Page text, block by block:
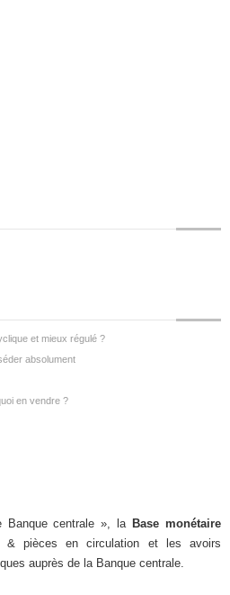
et mieux régulé ?
absolument
en vendre ?
Banque centrale », la Base monétaire
pièces en circulation et les avoirs
auprès de la Banque centrale.